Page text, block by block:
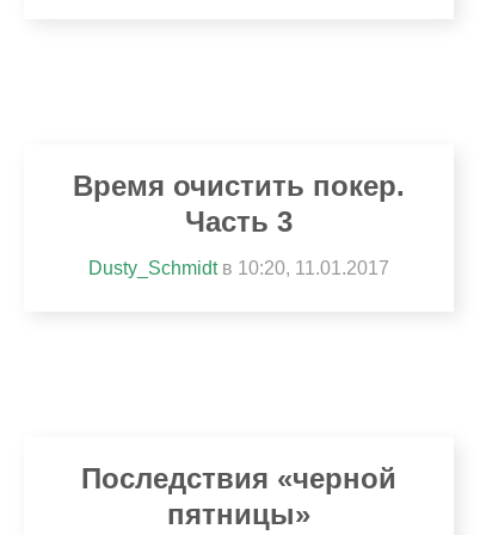
Время очистить покер.
Часть 3
Dusty_Schmidt в 10:20, 11.01.2017
Последствия «черной
пятницы»